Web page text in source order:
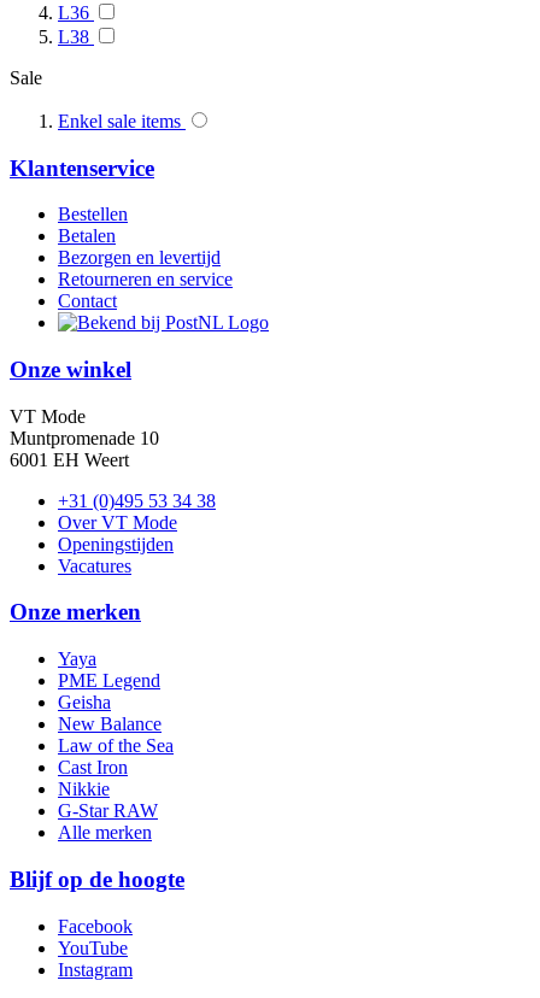
L36
L38
Sale
Enkel sale items
Klantenservice
Bestellen
Betalen
Bezorgen en levertijd
Retourneren en service
Contact
Onze winkel
VT Mode
Muntpromenade 10
6001 EH Weert
+31 (0)495 53 34 38
Over VT Mode
Openingstijden
Vacatures
Onze merken
Yaya
PME Legend
Geisha
New Balance
Law of the Sea
Cast Iron
Nikkie
G-Star RAW
Alle merken
Blijf op de hoogte
Facebook
YouTube
Instagram